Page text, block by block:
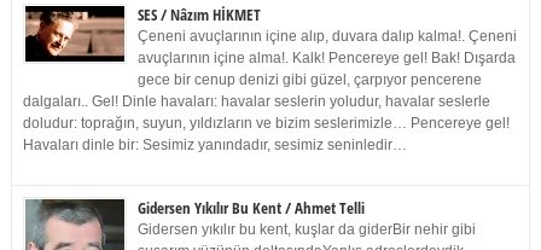
SES / Nâzım HİKMET
Çeneni avuçlarının içine alıp, duvara dalıp kalma!. Çeneni
avuçlarının içine alma!. Kalk! Pencereye gel! Bak! Dışarda
gece bir cenup denizi gibi güzel, çarpıyor pencerene
dalgaları.. Gel! Dinle havaları: havalar seslerin yoludur, havalar seslerle
doludur: toprağın, suyun, yıldızların ve bizim seslerimizle… Pencereye gel!
Havaları dinle bir: Sesimiz yanındadır, sesimiz seninledir…
Gidersen Yıkılır Bu Kent / Ahmet Telli
Gidersen yıkılır bu kent, kuşlar da giderBir nehir gibi